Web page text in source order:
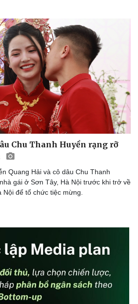
Chu Thanh Huyền rạng rỡ
Quang Hải và cô dâu Chu Thanh
gái ở Sơn Tây, Hà Nội trước khi trở về
để tổ chức tiệc mừng.